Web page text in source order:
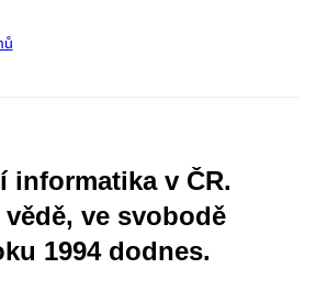
informatika v ČR.
ve svobodě
1994 dodnes.